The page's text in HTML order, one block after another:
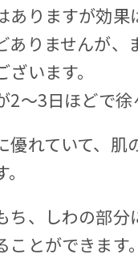
りますが効果
りませんが、
います。
2～3日ほどで徐
れていて、肌
、しわの部分
ことができます